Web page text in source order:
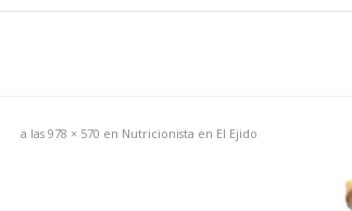
a las 978 × 570 en Nutricionista en El Ejido